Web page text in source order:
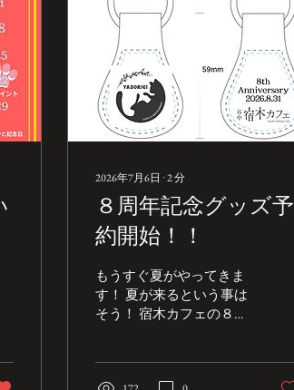
2026年7月6日 ∙2分
８周年記念グッズ予
約開始！！
もうすぐ夏がやってきま
す！ 夏が来るという事は
そう！ 宿木カフェの８周